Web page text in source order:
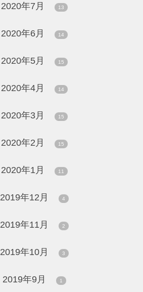
2020年7月 13
2020年6月 14
2020年5月 15
2020年4月 14
2020年3月 15
2020年2月 15
2020年1月 11
2019年12月 4
2019年11月 2
2019年10月 3
2019年9月 1